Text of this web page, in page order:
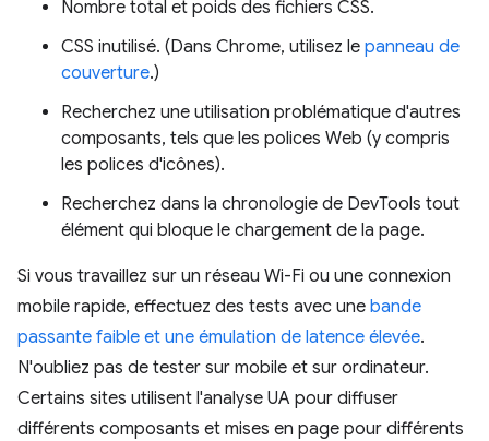
Nombre total et poids des fichiers CSS.
CSS inutilisé. (Dans Chrome, utilisez le panneau de
couverture.)
Recherchez une utilisation problématique d'autres
composants, tels que les polices Web (y compris
les polices d'icônes).
Recherchez dans la chronologie de DevTools tout
élément qui bloque le chargement de la page.
Si vous travaillez sur un réseau Wi-Fi ou une connexion
mobile rapide, effectuez des tests avec une bande
passante faible et une émulation de latence élevée.
N'oubliez pas de tester sur mobile et sur ordinateur.
Certains sites utilisent l'analyse UA pour diffuser
différents composants et mises en page pour différents